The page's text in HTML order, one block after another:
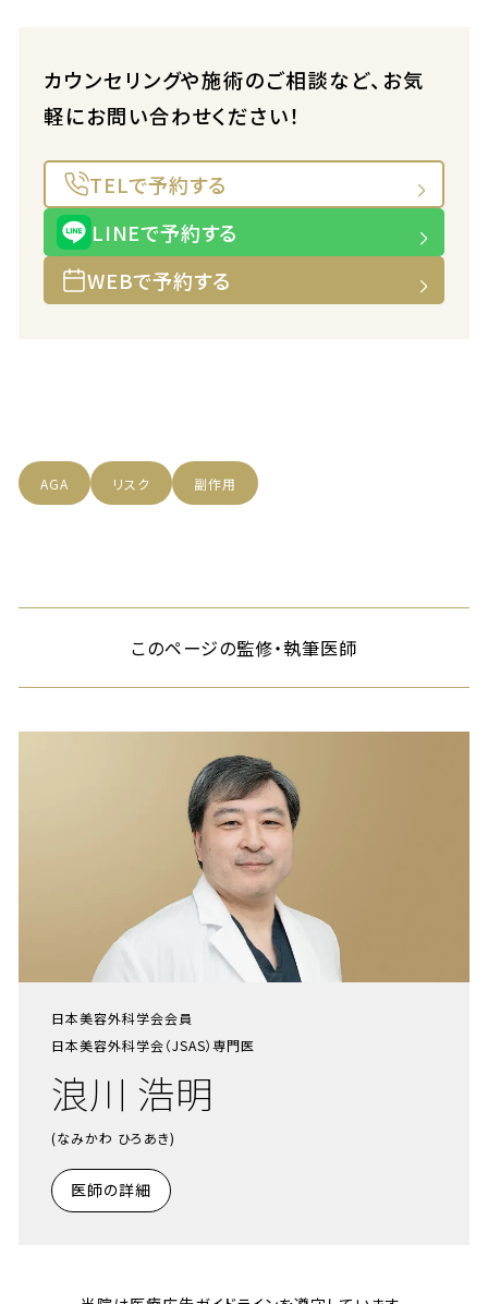
カウンセリングや施術のご相談など、お気
軽にお問い合わせください！
TELで予約する
LINEで予約する
WEBで予約する
AGA リスク 副作用
このページの監修・執筆医師
日本美容外科学会会員
日本美容外科学会（JSAS）専門医
浪川 浩明
(なみかわ ひろあき)
医師の詳細